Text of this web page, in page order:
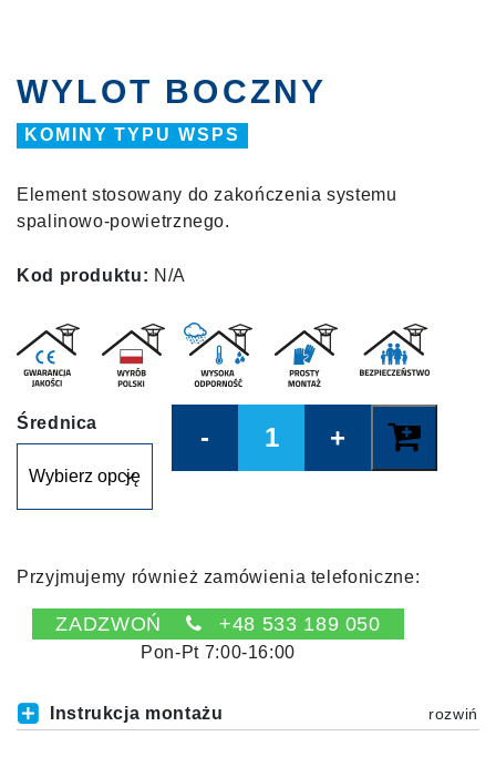
WYLOT BOCZNY
KOMINY TYPU WSPS
Element stosowany do zakończenia systemu
spalinowo-powietrznego.
Kod produktu: N/A
Średnica
Przyjmujemy również zamówienia telefoniczne:
ZADZWOŃ +48 533 189 050
Pon-Pt 7:00-16:00
Instrukcja montażu